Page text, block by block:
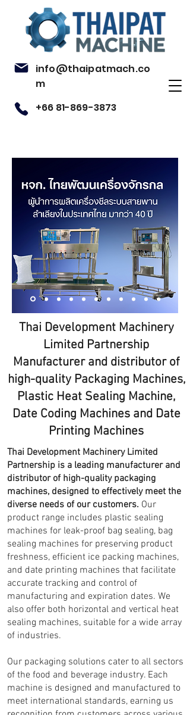
info@thaipatmach.co
m
+66 81-869-3873
Thai Development Machinery
Limited Partnership
Manufacturer and distributor of
high-quality Packaging Machines,
Plastic Heat Sealing Machine,
Date Coding Machines and Date
Printing Machines
Thai Development Machinery Limited
Partnership is a leading manufacturer and
distributor of high-quality packaging
machines, designed to effectively meet the
diverse needs of our customers. Our
product range includes plastic sealing
machines for leak-proof bag sealing, bag
sealing machines for preserving product
freshness, efficient ice packing machines,
and date printing machines that facilitate
accurate tracking and control of
manufacturing and expiration dates. We
also offer both horizontal and vertical heat
sealing machines, suitable for a wide array
of industries.
Our packaging solutions cater to all sectors
of the food and beverage industry. Each
machine is designed and manufactured to
meet international standards, earning us